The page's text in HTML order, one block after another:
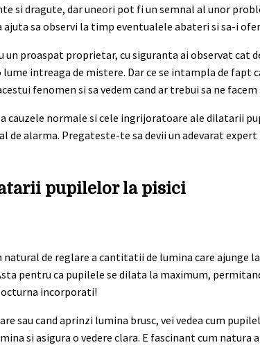
si dragute, dar uneori pot fi un semnal al unor
sa observi la timp eventualele abateri si sa-i
un proaspat proprietar, cu siguranta ai observat cat
intreaga de mistere. Dar ce se intampla de fapt
fenomen si sa vedem cand ar trebui sa ne
cauzele normale si cele ingrijoratoare ale dilatarii
de alarma. Pregateste-te sa devii un adevarat
pupilelor la pisici
de reglare a cantitatii de lumina care ajunge
pentru ca pupilele se dilata la maximum,
incorporati!
sau cand aprinzi lumina brusc, vei vedea cum
si asigura o vedere clara. E fascinant cum